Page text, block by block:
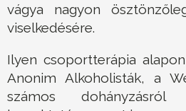
vágya nagyon
viselkedésére.
Ilyen csoportterápia
Anonim Alkoholisták, a
számos